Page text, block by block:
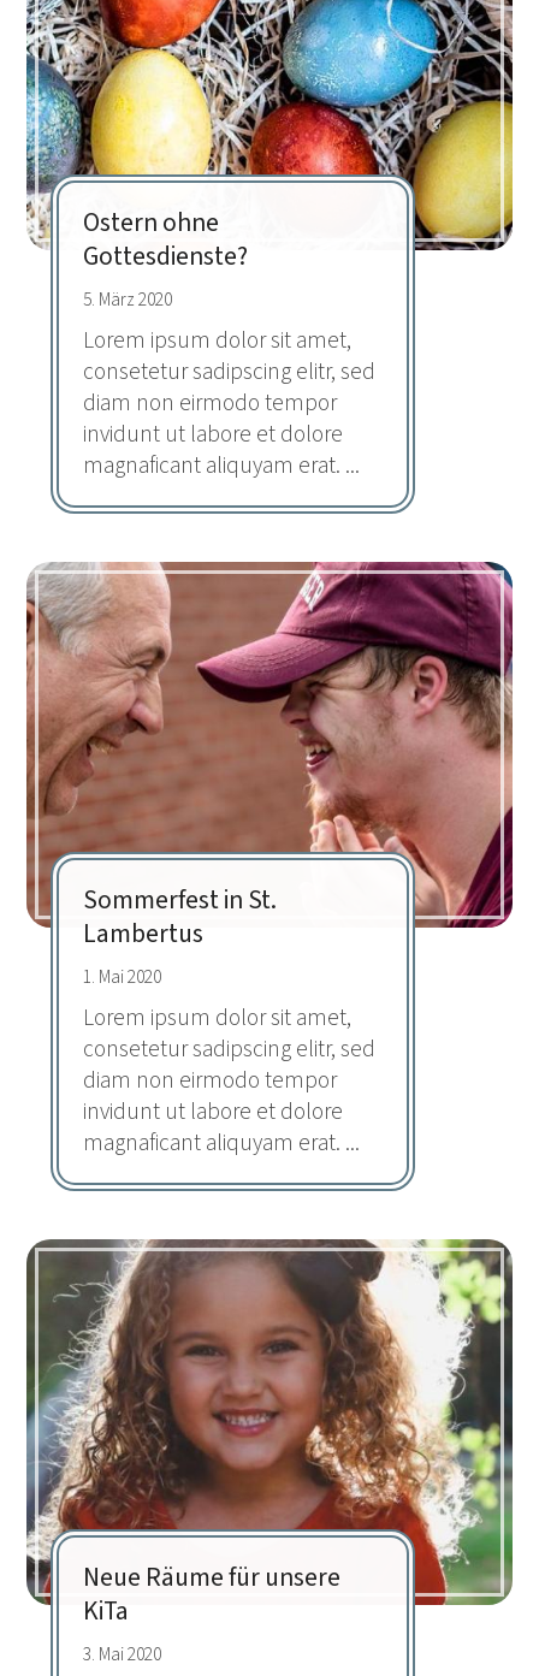
Ostern ohne
Gottesdienste?
5. März 2020
Lorem ipsum dolor sit amet,
consetetur sadipscing elitr, sed
diam non eirmodo tempor
invidunt ut labore et dolore
magnaficant aliquyam erat. ...
Sommerfest in St.
Lambertus
1. Mai 2020
Lorem ipsum dolor sit amet,
consetetur sadipscing elitr, sed
diam non eirmodo tempor
invidunt ut labore et dolore
magnaficant aliquyam erat. ...
Neue Räume für unsere
KiTa
3. Mai 2020